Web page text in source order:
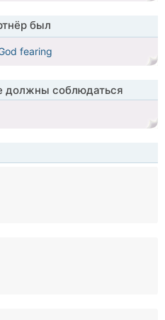
был
fearing
должны соблюдаться